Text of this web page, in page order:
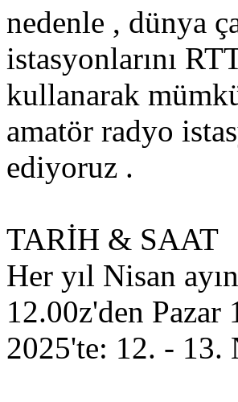
nedenle , dünya
istasyonlarını
kullanarak
amatör radyo
ediyoruz .
TARİH & SAAT
Her yıl Nisan
12.00z'den Pazar
2025'te: 12. - 13.